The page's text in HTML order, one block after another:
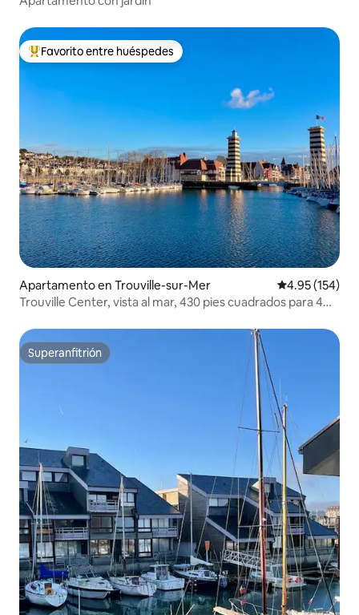
Favorito entre huéspedes preferido
Favorito entre huéspedes
Apartamento en Trouville-sur-Mer Calificación
4.95 (154)
Trouville Center, vista al mar, 430 pies cuadrados para 4
Superanfitrión
Superanfitrión